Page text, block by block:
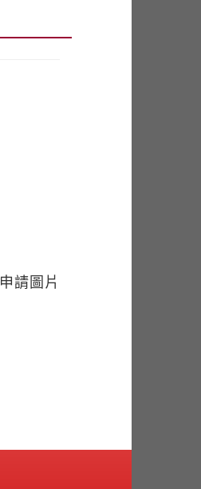
申請圖片